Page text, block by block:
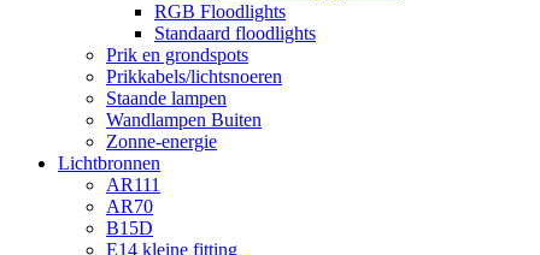
RGB Floodlights
Standaard floodlights
Prik en grondspots
Prikkabels/lichtsnoeren
Staande lampen
Wandlampen Buiten
Zonne-energie
Lichtbronnen
AR111
AR70
B15D
E14 kleine fitting